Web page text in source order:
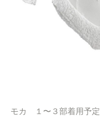
モカ　１〜３部着用予定